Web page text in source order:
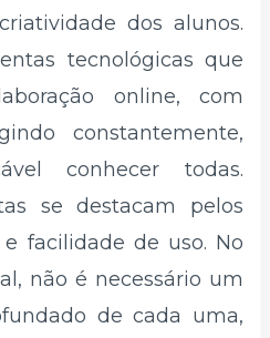
dos alunos.
tecnológicas que
online, com
constantemente,
conhecer todas.
se destacam pelos
facilidade de uso. No
não é necessário um
de cada uma,